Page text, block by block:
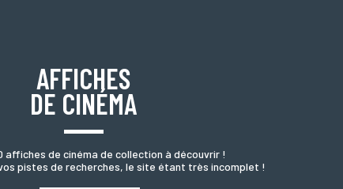
AFFICHES
DE CINÉMA
affiches de cinéma de collection à découvrir !
pistes de recherches, le site étant très incomplet !